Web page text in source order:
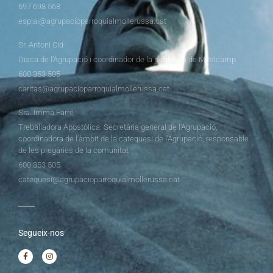
697 698 568
esplai@agrupacioparroquialmollerussa.cat
Sr. Antoni Cid
Diaca de l’Agrupació i coordinador de la parròquia de Miralcamp
600 353 505
caritas@agrupacioparroquialmollerussa.cat
Sra. Imma Farré
Treballadora Apostòlica. Secretària general de l’Agrupació,
coordinadora de l’àmbit de la catequesi de l’Agrupació, responsable
de les pregàries de la comunitat
600 353 505
catequesi@agrupacioparroquialmollerussa.cat
Segueix-nos